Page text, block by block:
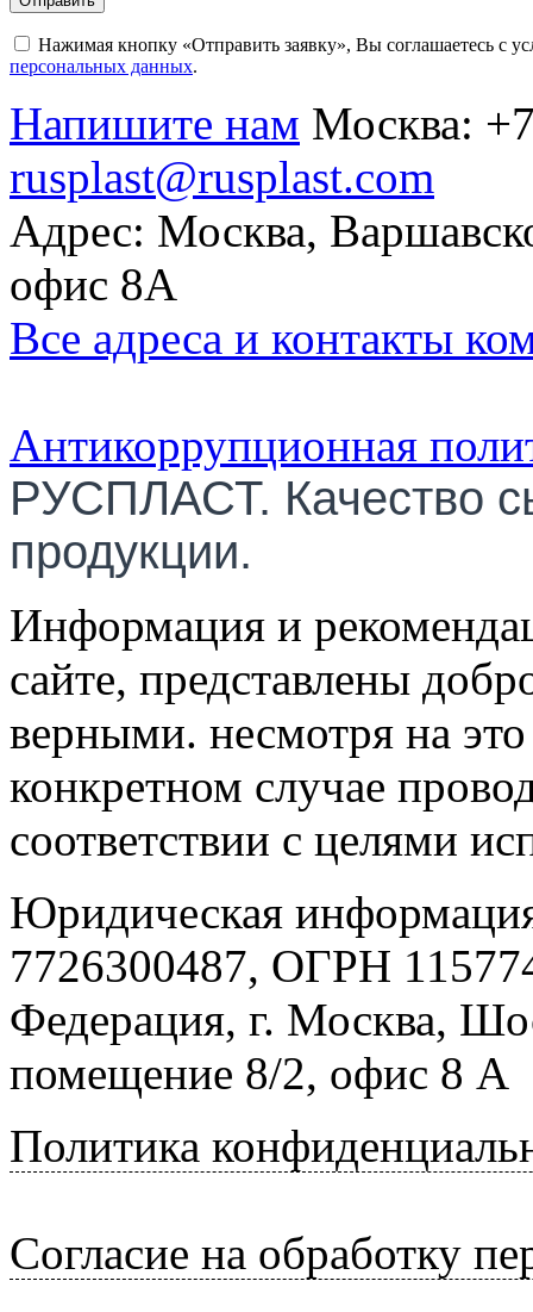
Нажимая кнопку «Отправить заявку», Вы соглашаетесь с
персональных данных.
Напишите нам Москва:
rusplast@rusplast.com
Адрес: Москва,
офис 8А
Все адреса и контакты
Антикоррупционная
РУСПЛАСТ. Качество
продукции.
Информация и
сайте, представлены
верными. несмотря на
конкретном случае
соответствии с целями
Юридическая
7726300487, ОГРН
Федерация, г. Москва,
помещение 8/2, офис 8 А
Политика
Согласие на обработку